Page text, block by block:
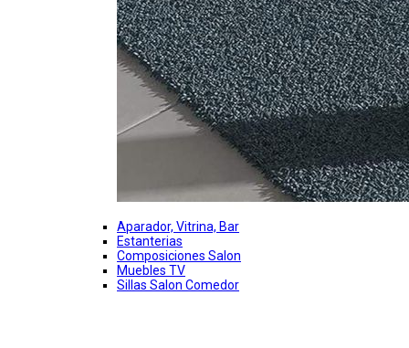
Aparador, Vitrina, Bar
Estanterias
Composiciones Salon
Muebles TV
Sillas Salon Comedor